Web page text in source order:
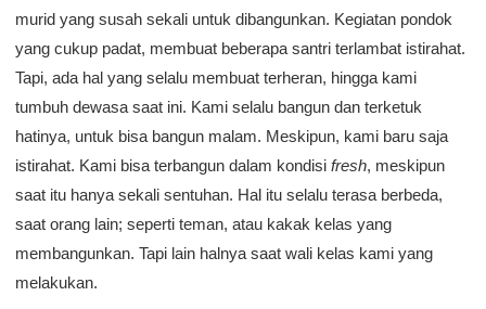
murid yang susah sekali untuk dibangunkan. Kegiatan pondok
yang cukup padat, membuat beberapa santri terlambat istirahat.
Tapi, ada hal yang selalu membuat terheran, hingga kami
tumbuh dewasa saat ini. Kami selalu bangun dan terketuk
hatinya, untuk bisa bangun malam. Meskipun, kami baru saja
istirahat. Kami bisa terbangun dalam kondisi fresh, meskipun
saat itu hanya sekali sentuhan. Hal itu selalu terasa berbeda,
saat orang lain; seperti teman, atau kakak kelas yang
membangunkan. Tapi lain halnya saat wali kelas kami yang
melakukan.